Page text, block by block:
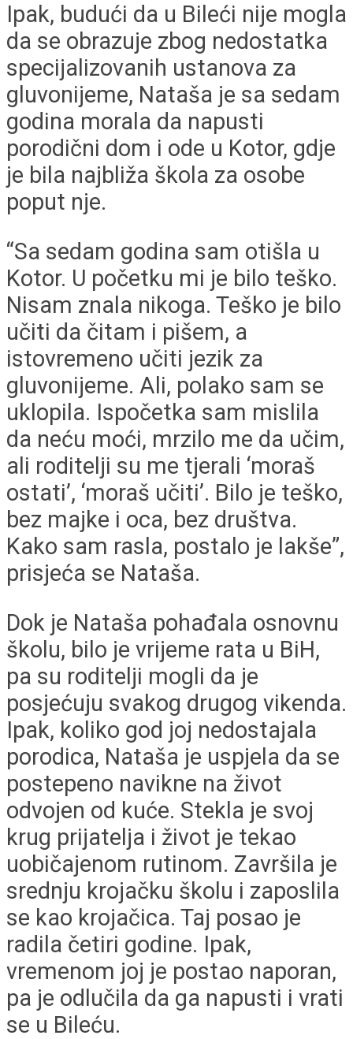
Ipak, budući da u Bileći nije mogla
da se obrazuje zbog nedostatka
specijalizovanih ustanova za
gluvonijeme, Nataša je sa sedam
godina morala da napusti
porodični dom i ode u Kotor, gdje
je bila najbliža škola za osobe
poput nje.
“Sa sedam godina sam otišla u
Kotor. U početku mi je bilo teško.
Nisam znala nikoga. Teško je bilo
učiti da čitam i pišem, a
istovremeno učiti jezik za
gluvonijeme. Ali, polako sam se
uklopila. Ispočetka sam mislila
da neću moći, mrzilo me da učim,
ali roditelji su me tjerali ‘moraš
ostati’, ‘moraš učiti’. Bilo je teško,
bez majke i oca, bez društva.
Kako sam rasla, postalo je lakše”,
prisjeća se Nataša.
Dok je Nataša pohađala osnovnu
školu, bilo je vrijeme rata u BiH,
pa su roditelji mogli da je
posjećuju svakog drugog vikenda.
Ipak, koliko god joj nedostajala
porodica, Nataša je uspjela da se
postepeno navikne na život
odvojen od kuće. Stekla je svoj
krug prijatelja i život je tekao
uobičajenom rutinom. Završila je
srednju krojačku školu i zaposlila
se kao krojačica. Taj posao je
radila četiri godine. Ipak,
vremenom joj je postao naporan,
pa je odlučila da ga napusti i vrati
se u Bileću.